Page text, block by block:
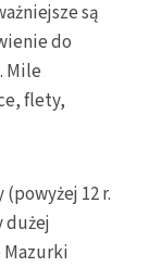
są
do
Mile
flety,
(powyżej 12 r.
dużej